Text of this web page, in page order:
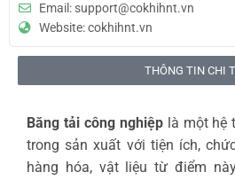
Email: support@cokhihnt.vn
Website: cokhihnt.vn
THÔNG TIN CHI
Băng tải công nghiệplà một hệ
trong sản xuất với tiện ích,
hàng hóa, vật liệu từ điểm